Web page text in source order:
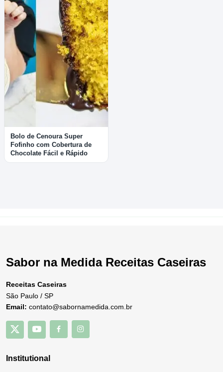
Bolo de Cenoura Super
Fofinho com Cobertura de
Chocolate Fácil e Rápido
Sabor na Medida Receitas Caseiras
Receitas Caseiras
São Paulo / SP
Email: contato@sabornamedida.com.br
Institutional